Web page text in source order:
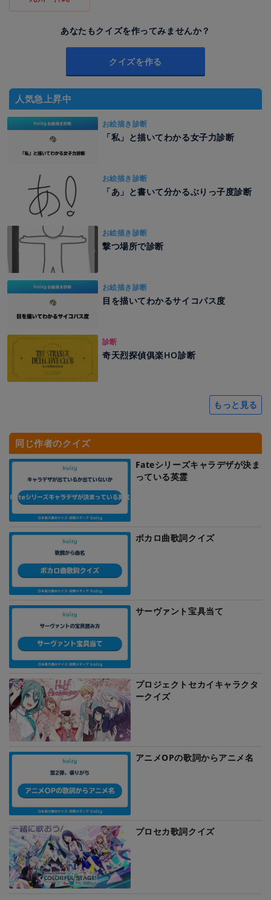
あなたもクイズを作ってみませんか？
クイズを作る
人気急上昇中
お絵描き診断
「私」と描いてわかる女子力診断
お絵描き診断
「あ」と書いて分かるぶりっ子度診断
お絵描き診断
撃つ場所で診断
お絵描き診断
目を描いてわかるサイコパス度
診断
奇天烈探偵俱楽HO診断
もっと見る
同じ作者のクイズ
Fateシリーズキャラデザが決ま
っている英霊
ボカロ曲歌詞クイズ
サーヴァント宝具当て
プロジェクトセカイキャラクタ
ークイズ
アニメOPの歌詞からアニメ名
プロセカ歌詞クイズ